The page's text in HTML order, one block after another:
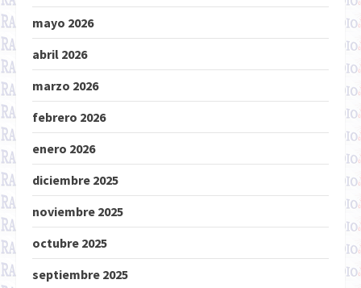
mayo 2026
abril 2026
marzo 2026
febrero 2026
enero 2026
diciembre 2025
noviembre 2025
octubre 2025
septiembre 2025